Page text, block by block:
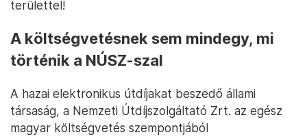
területtel!
A költségvetésnek sem mindegy, mi
történik a NÚSZ-szal
A hazai elektronikus útdíjakat beszedő állami
társaság, a Nemzeti Útdíjszolgáltató Zrt. az egész
magyar költségvetés szempontjából